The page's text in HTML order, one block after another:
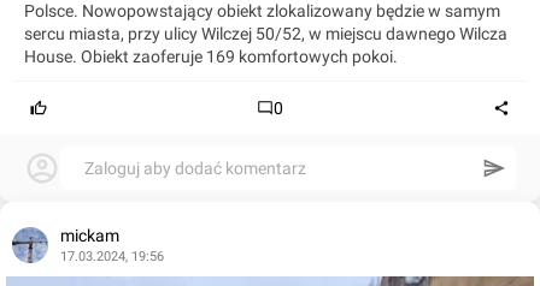
Polsce. Nowopowstający obiekt zlokalizowany będzie w samym
sercu miasta, przy ulicy Wilczej 50/52, w miejscu dawnego Wilcza
House. Obiekt zaoferuje 169 komfortowych pokoi.
0
Zaloguj aby dodać komentarz
mickam
17.03.2024, 19:56